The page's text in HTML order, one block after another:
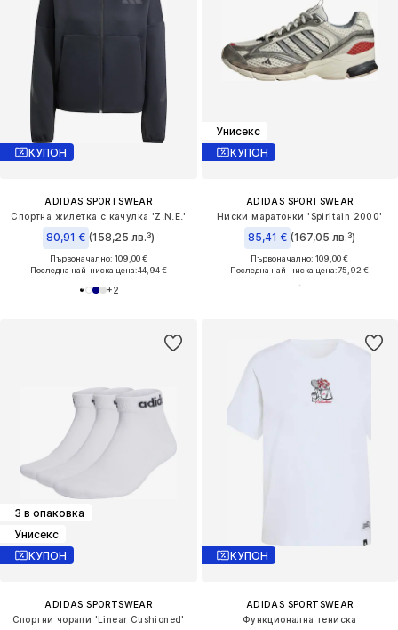
КУПОН
ADIDAS SPORTSWEAR
Спортна жилетка с качулка 'Z.N.E.'
80,91 € (158,25 лв.³)
Първоначално: 109,00 €
Последна най-ниска цена:44,94 €
+2
Унисекс
КУПОН
ADIDAS SPORTSWEAR
Ниски маратонки 'Spiritain 2000'
85,41 € (167,05 лв.³)
Първоначално: 109,00 €
Последна най-ниска цена:75,92 €
3 в опаковка
Унисекс
КУПОН
ADIDAS SPORTSWEAR
Спортни чорапи 'Linear Cushioned'
КУПОН
ADIDAS SPORTSWEAR
Функционална тениска